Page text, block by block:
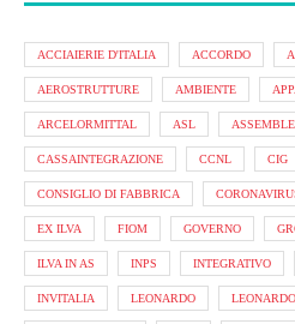
ACCIAIERIE D'ITALIA ACCORDO
AEROSTRUTTURE AMBIENTE
ARCELORMITTAL ASL
CASSAINTEGRAZIONE CCNL CIG
CONSIGLIO DI FABBRICA
EX ILVA FIOM GOVERNO
ILVA IN AS INPS INTEGRATIVO
INVITALIA LEONARDO